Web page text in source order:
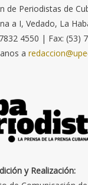
de Periodistas de
a I, Vedado, La
4550 | Fax: (53)
a
y Realización: